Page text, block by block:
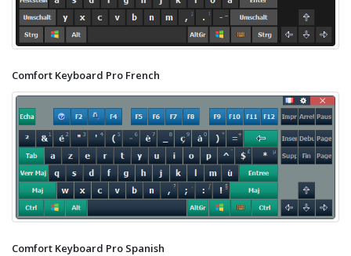
Comfort Keyboard Pro French
Comfort Keyboard Pro Spanish